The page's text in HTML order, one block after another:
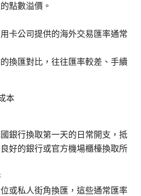
點數溢價。
卡公司提供的海外交易匯率通常
換匯對比，往往匯率較差、手續
本
銀行換取第一天的日常開支，抵
好的銀行或官方機場櫃檯換取所
或私人街角換匯，這些通常匯率